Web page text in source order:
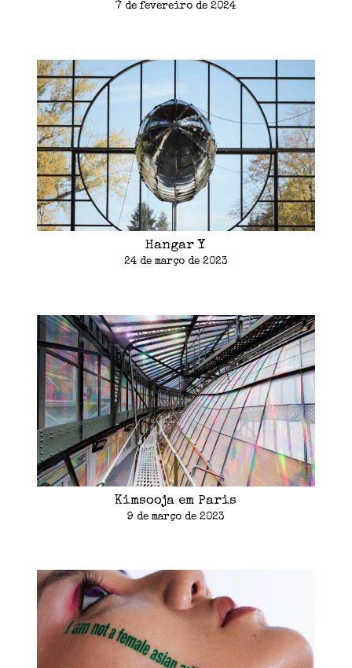
7 de fevereiro de 2024
Hangar Y
24 de março de 2023
Kimsooja em Paris
9 de março de 2023